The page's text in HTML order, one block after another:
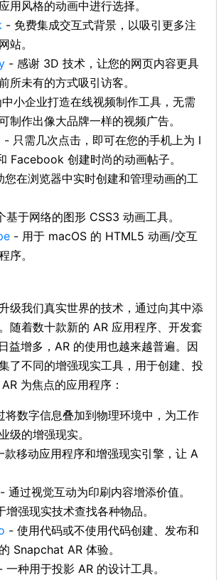
用风格的动画中进行选择。
- 免费集成交互式背景，以吸引更多注
站。
- 感谢 3D 技术，让您的网页内容更具
所未有的方式吸引访客。
小企业打造在线视频制作工具，无需
制作出像大品牌一样的视频广告。
- 只需几次点击，即可在您的手机上为 I
Facebook 创建时尚的动画帖子。
您在浏览器中实时创建和管理动画的工
基于网络的图形 CSS3 动画工具。
- 用于 macOS 的 HTML5 动画/交互
序。
级我们真实世界的技术，通过向其中添
随着数十款新的 AR 应用程序、开发套
益增多，AR 的使用也越来越普遍。因
了不同的增强现实工具，用于创建、投
为焦点的应用程序：
将数字信息叠加到物理环境中，为工作
级的增强现实。
款移动应用程序和增强现实引擎，让 A
- 通过视觉互动为印刷内容增添价值。
增强现实技术查找各种物品。
- 使用代码或不使用代码创建、发布和
Snapchat AR 体验。
一种用于投影 AR 的设计工具。